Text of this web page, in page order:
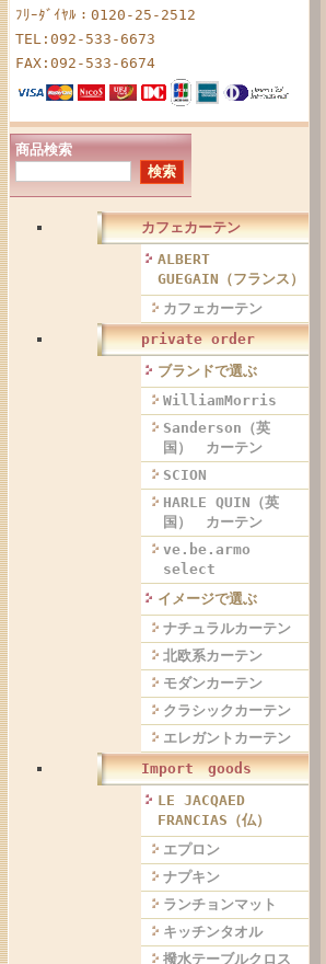
ﾌﾘｰﾀﾞｲﾔﾙ：0120-25-2512
TEL:092-533-6673
FAX:092-533-6674
商品検索
カフェカーテン
ALBERT
GUEGAIN（フランス）
カフェカーテン
private order
ブランドで選ぶ
WilliamMorris
Sanderson（英
国） カーテン
SCION
HARLE QUIN（英
国） カーテン
ve.be.armo
select
イメージで選ぶ
ナチュラルカーテン
北欧系カーテン
モダンカーテン
クラシックカーテン
エレガントカーテン
Import goods
LE JACQAED
FRANCIAS（仏）
エプロン
ナプキン
ランチョンマット
キッチンタオル
撥水テーブルクロス